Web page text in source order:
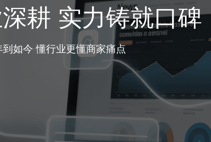
耕 实力铸就口碑
如今 懂行业更懂商家痛点